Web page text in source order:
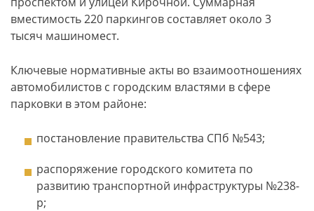
вместимость 220 паркингов составляет около 3
тысяч машиномест.
Ключевые нормативные акты во взаимоотношениях
автомобилистов с городским властями в сфере
парковки в этом районе:
постановление правительства СПб №543;
распоряжение городского комитета по
развитию транспортной инфраструктуры №238-
р;